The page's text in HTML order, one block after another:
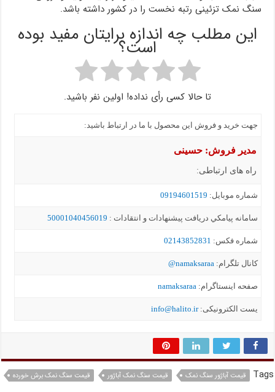
سنگ نمک تزئینی رتبه نخست را در کشور داشته باشد.
این مطلب چه اندازه برایتان مفید بوده
است؟
تا حالا کسی رأی نداده! اولین نفر باشید.
جهت خرید و فروش این محصول با ما در ارتباط باشید:
مدیر فروش: حسینی
راه های ارتباطی:
شماره موبايل: 09194601519
سامانه پيامکي دریافت پیشنهادات و انتقادات : 50001040456019
شماره فکس: 02143852831
کانال تلگرام: namaksaraa@
صفحه اینستاگرام: namaksaraa
یست الکترونیکی:info@halito.ir
Tags قیمت آباژور سنگ نمک قیمت سنگ نمک آباژور قیمت سنگ نمک برش خورده